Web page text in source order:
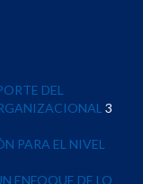
DEL
3
PARA EL NIVEL
ENFOQUE DE LO